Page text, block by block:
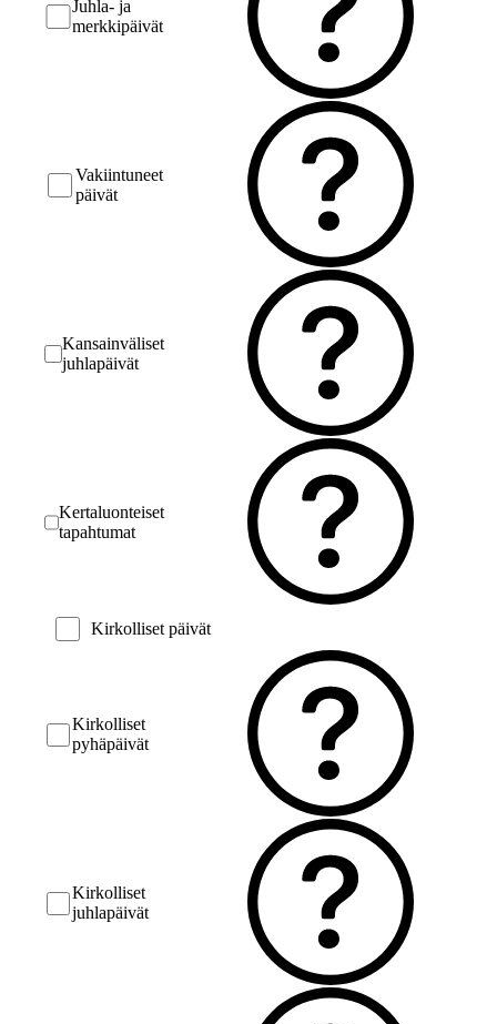
Juhla- ja
merkkipäivät
Vakiintuneet
päivät
Kansainväliset
juhlapäivät
Kertaluonteiset
tapahtumat
Kirkolliset päivät
Kirkolliset
pyhäpäivät
Kirkolliset
juhlapäivät